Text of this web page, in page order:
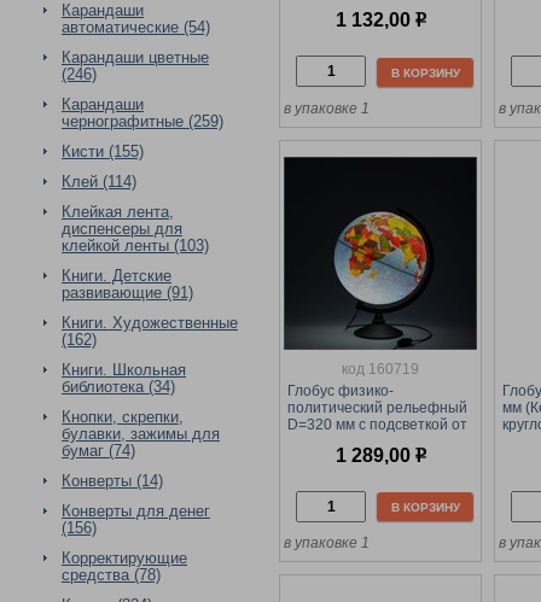
Карандаши
автоматические (54)
Карандаши цветные
(246)
Карандаши
чернографитные (259)
Кисти (155)
Клей (114)
Клейкая лента,
диспенсеры для
клейкой ленты (103)
Книги. Детские
развивающие (91)
Книги. Художественные
(162)
Книги. Школьная
библиотека (34)
Кнопки, скрепки,
булавки, зажимы для
бумаг (74)
Конверты (14)
Конверты для денег
(156)
Корректирующие
средства (78)
подставке1 132,00 р
В КОРЗИНУ
в упаковке 1 в
код 160719
Глобус физико-
политический рельефный
D=320 мм с подсветкой от
круглой подставке
1 289,00 р
В КОРЗИНУ
в упаковке 1
мм
в